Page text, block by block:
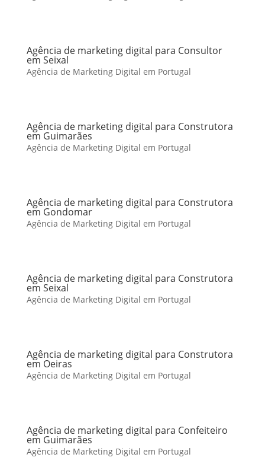
Agência de marketing digital para Consultor
em Seixal
Agência de Marketing Digital em Portugal
Agência de marketing digital para Construtora
em Guimarães
Agência de Marketing Digital em Portugal
Agência de marketing digital para Construtora
em Gondomar
Agência de Marketing Digital em Portugal
Agência de marketing digital para Construtora
em Seixal
Agência de Marketing Digital em Portugal
Agência de marketing digital para Construtora
em Oeiras
Agência de Marketing Digital em Portugal
Agência de marketing digital para Confeiteiro
em Guimarães
Agência de Marketing Digital em Portugal